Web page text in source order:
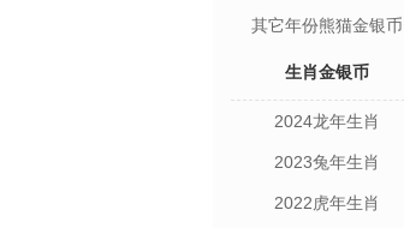
其它年份熊猫金银币
生肖金银币
2024龙年生肖
2023兔年生肖
2022虎年生肖